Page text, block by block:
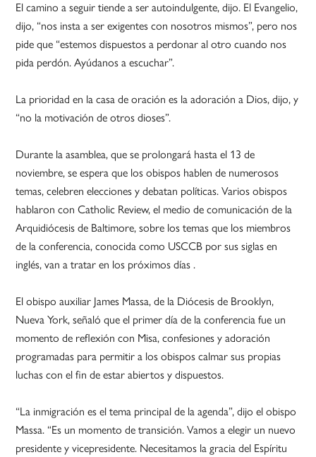
El camino a seguir tiende a ser autoindulgente, dijo. El Evangelio,
dijo, “nos insta a ser exigentes con nosotros mismos”, pero nos
pide que “estemos dispuestos a perdonar al otro cuando nos
pida perdón. Ayúdanos a escuchar”.
La prioridad en la casa de oración es la adoración a Dios, dijo, y
“no la motivación de otros dioses”.
Durante la asamblea, que se prolongará hasta el 13 de
noviembre, se espera que los obispos hablen de numerosos
temas, celebren elecciones y debatan políticas. Varios obispos
hablaron con Catholic Review, el medio de comunicación de la
Arquidiócesis de Baltimore, sobre los temas que los miembros
de la conferencia, conocida como USCCB por sus siglas en
inglés, van a tratar en los próximos días .
El obispo auxiliar James Massa, de la Diócesis de Brooklyn,
Nueva York, señaló que el primer día de la conferencia fue un
momento de reflexión con Misa, confesiones y adoración
programadas para permitir a los obispos calmar sus propias
luchas con el fin de estar abiertos y dispuestos.
“La inmigración es el tema principal de la agenda”, dijo el obispo
Massa. “Es un momento de transición. Vamos a elegir un nuevo
presidente y vicepresidente. Necesitamos la gracia del Espíritu